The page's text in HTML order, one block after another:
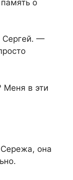
о
Сергей. —
Меня в эти
она